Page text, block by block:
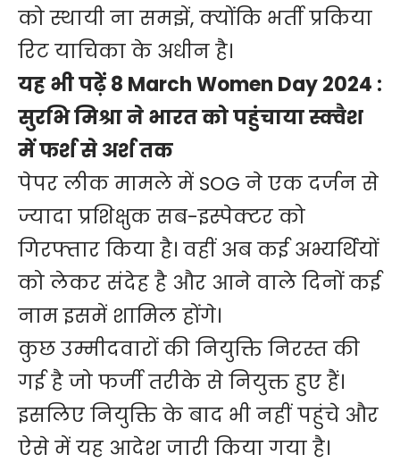
को स्थायी ना समझें, क्योंकि भर्ती प्रकिया
रिट याचिका के अधीन है।
यह भी पढ़ें8 March Women Day 2024 :
सुरभि मिश्रा ने भारत को पहुंचाया स्क्वैश
में फर्श से अर्श तक
पेपर लीक मामले में SOG ने एक दर्जन से
ज्यादा प्रशिक्षुक सब-इस्पेक्टर को
गिरफ्तार किया है। वहीं अब कई अभ्यर्थियों
को लेकर संदेह है और आने वाले दिनों कई
नाम इसमें शामिल होंगे।
कुछ उम्मीदवारों की नियुक्ति निरस्त की
गई है जो फर्जी तरीके से नियुक्त हुए हैं।
इसलिए नियुक्ति के बाद भी नहीं पहुंचे और
ऐसे में यह आदेश जारी किया गया है।